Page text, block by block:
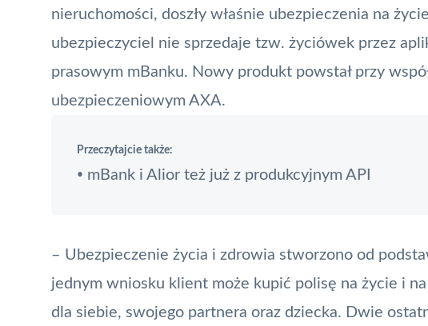
nieruchomości, doszły właśnie ubezpieczenia na
ubezpieczyciel nie sprzedaje tzw. życiówek przez
prasowym mBanku. Nowy produkt powstał przy
ubezpieczeniowym AXA.
Przeczytajcie także:
• mBank i Alior też już z produkcyjnym API
– Ubezpieczenie życia i zdrowia stworzono od
jednym wniosku klient może kupić polisę na życie i
dla siebie, swojego partnera oraz dziecka. Dwie